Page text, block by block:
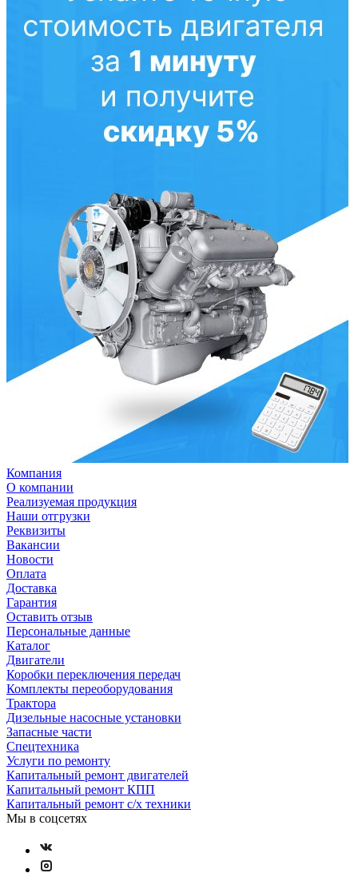
Компания
О компании
Реализуемая продукция
Наши отгрузки
Реквизиты
Вакансии
Новости
Оплата
Доставка
Гарантия
Оставить отзыв
Персональные данные
Каталог
Двигатели
Коробки переключения передач
Комплекты переоборудования
Трактора
Дизельные насосные установки
Запасные части
Спецтехника
Услуги по ремонту
Капитальный ремонт двигателей
Капитальный ремонт КПП
Капитальный ремонт с/х техники
Мы в соцсетях